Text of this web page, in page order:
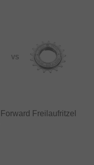
VS
Forward Freilaufritzel